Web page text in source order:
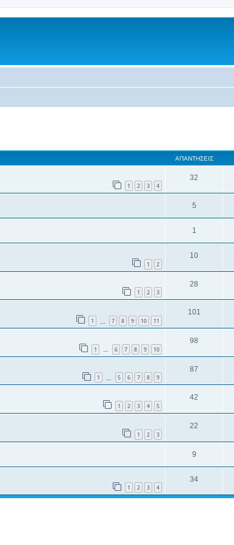
ΑΠΑΝΤΉΣΕΙΣ
1 2 3 4
32
5
1
1 2
10
1 2 3
28
1 7 8 9 10 11
101
1 … 6 7 8 9 10
98
1 5 6 7 8 9
87
1 2 3 4 5
42
1 2 3
22
9
1 2 3 4
34